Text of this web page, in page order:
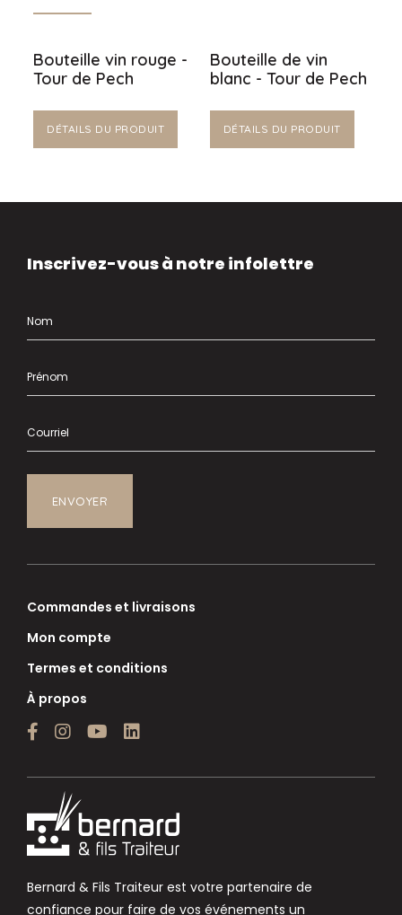
Bouteille vin rouge -
Tour de Pech
DÉTAILS DU PRODUIT
Bouteille de vin
blanc - Tour de Pech
DÉTAILS DU PRODUIT
Bernard & Fils Traiteur est votre partenaire de
confiance pour faire de vos événements un
Commandes et livraisons
Mon compte
Termes et conditions
À propos
Inscrivez-vous à notre infolettre